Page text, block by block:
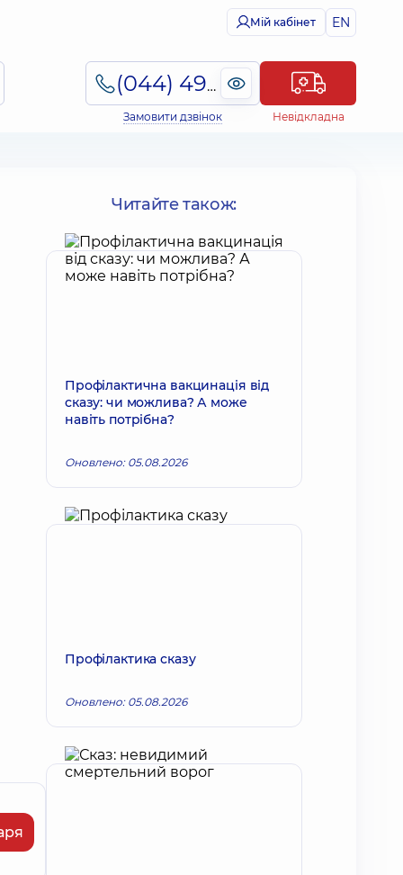
Мій кабінет EN
(044) 495-2-888
Замовити дзвінок Невідкладна
Читайте також:
Профілактична вакцинація від
сказу: чи можлива? А може
навіть потрібна?
Оновлено: 05.08.2026
Профілактика сказу
Оновлено: 05.08.2026